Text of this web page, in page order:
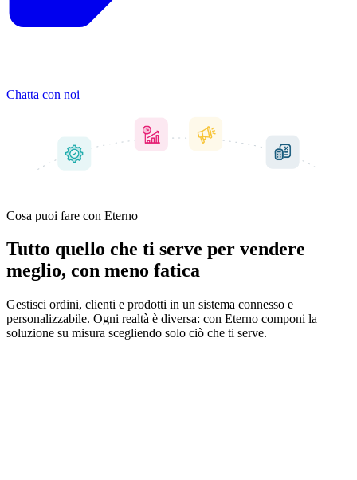
Chatta con noi
Cosa puoi fare con Eterno
Tutto quello che ti serve per vendere
meglio, con meno fatica
Gestisci ordini, clienti e prodotti in un sistema connesso e
personalizzabile. Ogni realtà è diversa: con Eterno componi la
soluzione su misura scegliendo solo ciò che ti serve.